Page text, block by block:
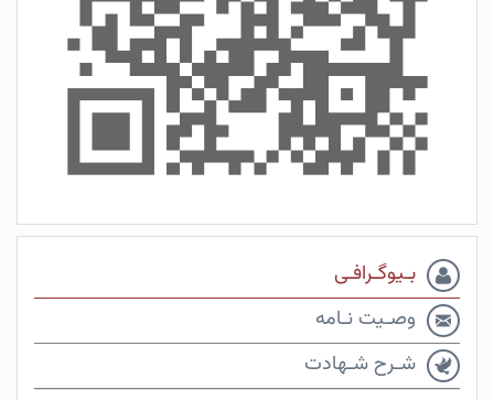
بـیوگـرافـی
وصـیت نـامه
شـرح شـهادت